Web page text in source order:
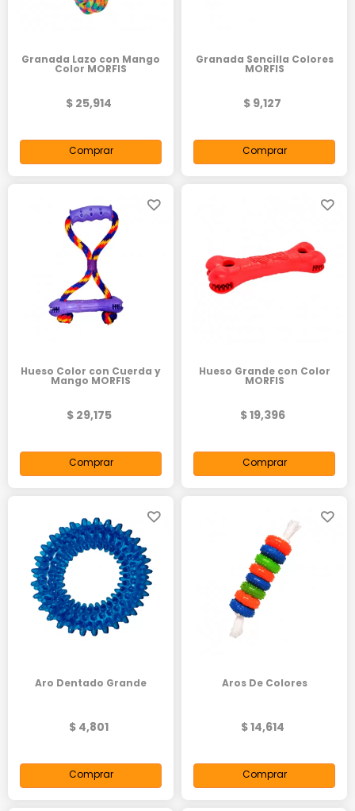
Granada Lazo con Mango
Color MORFIS
$ 25,914
Comprar
Granada Sencilla Colores
MORFIS
$ 9,127
Comprar
Hueso Color con Cuerda y
Mango MORFIS
$ 29,175
Comprar
Hueso Grande con Color
MORFIS
$ 19,396
Comprar
Aro Dentado Grande
$ 4,801
Comprar
Aros De Colores
$ 14,614
Comprar